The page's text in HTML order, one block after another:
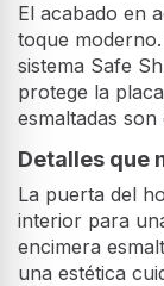
El acabado en
toque
sistema Safe
protege la
esmaltadas
Detalles que
La puerta del
interior para
encimera
una estética